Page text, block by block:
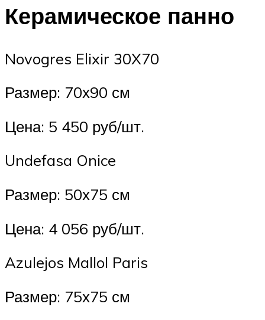
Керамическое панно
Novogres Elixir 30X70
Размер: 70х90 см
Цена: 5 450 руб/шт.
Undefasa Onice
Размер: 50х75 см
Цена: 4 056 руб/шт.
Azulejos Mallol Paris
Размер: 75х75 см